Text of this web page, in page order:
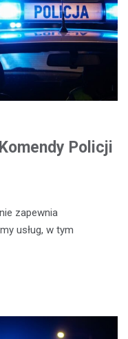
Policji
zapewnia
usług, w tym